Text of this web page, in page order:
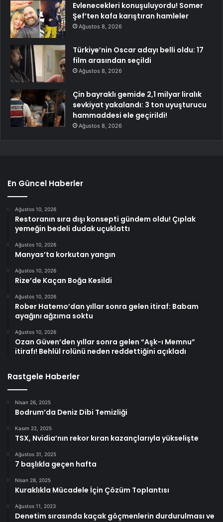
Evlenecekleri konuşuluyordu! Somer
Şef’ten kafa karıştıran hamleler
Ağustos 8, 2026
Türkiye’nin Oscar adayı belli oldu: 17
film arasından seçildi
Ağustos 8, 2026
Çin bayraklı gemide 2,1 milyar liralık
sevkiyat yakalandı: 3 ton uyuşturucu
hammaddesi ele geçirildi!
Ağustos 8, 2026
En Güncel Haberler
Ağustos 10, 2026
Restoranın sıra dışı konsepti gündem oldu! Çıplak
yemeğin bedeli dudak uçuklattı
Ağustos 10, 2026
Manyas’ta korkutan yangın
Ağustos 10, 2026
Rize’de Kaçan Boğa Kesildi
Ağustos 10, 2026
Rober Hatemo’dan yıllar sonra gelen itiraf: Babam
ayağını ağzıma soktu
Ağustos 10, 2026
Ozan Güven’den yıllar sonra gelen “Aşk-ı Memnu”
itirafı! Behlül rolünü neden reddettiğini açıkladı
Rastgele Haberler
Nisan 26, 2025
Bodrum’da Deniz Dibi Temizliği
Kasım 22, 2025
TSX, Nvidia’nın rekor kıran kazançlarıyla yükselişte
Ağustos 31, 2025
7 başlıkla geçen hafta
Nisan 28, 2025
Kuraklıkla Mücadele İçin Çözüm Toplantısı
Ağustos 11, 2023
Denetim sırasında kaçak göçmenlerin durdurulması ve